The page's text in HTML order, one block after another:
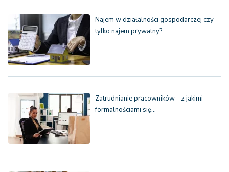
Najem w działalności gospodarczej czy
tylko najem prywatny?…
Zatrudnianie pracowników - z jakimi
formalnościami się…